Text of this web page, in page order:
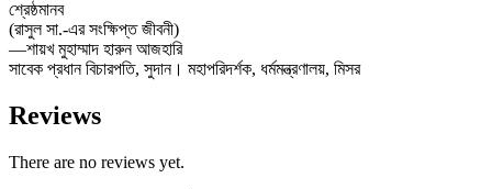
শ্রেষ্ঠমানব
(রাসুল সা.-এর সংক্ষিপ্ত জীবনী)
—শায়খ মুহাম্মাদ হারুন আজহারি
সাবেক প্রধান বিচারপতি, সুদান। মহাপরিদর্শক, ধর্মমন্ত্রণালয়, মিসর
Reviews
There are no reviews yet.